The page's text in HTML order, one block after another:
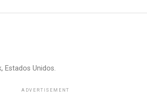
Estados Unidos.
ADVERTISEMENT